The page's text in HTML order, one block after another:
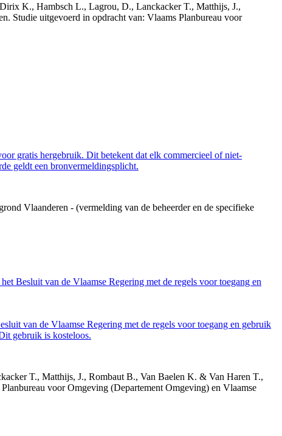
K., Hambsch L., Lagrou, D., Lanckacker T., Matthijs, J.,
Studie uitgevoerd in opdracht van: Vlaams Planbureau voor
gratis hergebruik. Dit betekent dat elk commercieel of niet-
geldt een bronvermeldingsplicht.
Vlaanderen - (vermelding van de beheerder en de specifieke
Besluit van de Vlaamse Regering met de regels voor toegang en
van de Vlaamse Regering met de regels voor toegang en gebruik
gebruik is kosteloos.
T., Matthijs, J., Rombaut B., Van Baelen K. & Van Haren T.,
voor Omgeving (Departement Omgeving) en Vlaamse